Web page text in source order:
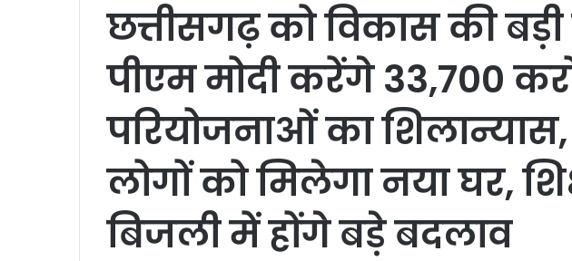
छत्तीसगढ़ को विकास की बड़ी
पीएम मोदी करेंगे 33,700
परियोजनाओं का
लोगों को मिलेगा नया घर,
बिजली में होंगे बड़े बदलाव